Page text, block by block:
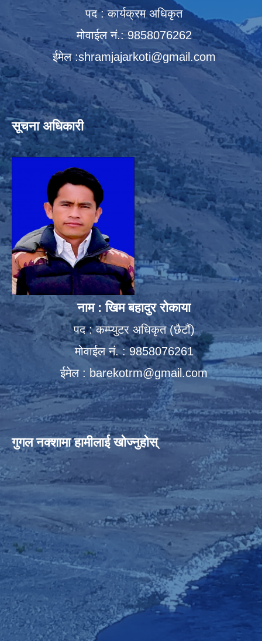
पद : कार्यक्रम अधिकृत
मोवाईल नं.: 9858076262
ईमेल :shramjajarkoti@gmail.com
सूचना अधिकारी
नाम : खिम बहादुर रोकाया
पद : कम्प्युटर अधिकृत (छैटौं)
मोवाईल नं. : 9858076261
ईमेल : barekotrm@gmail.com
गुगल नक्शामा हामीलाई खोज्नुहोस्